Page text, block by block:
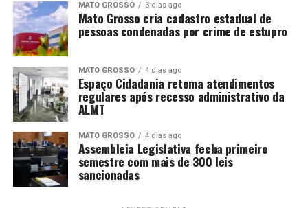
MATO GROSSO 3 dias ago
Mato Grosso cria cadastro estadual de
pessoas condenadas por crime de estupro
MATO GROSSO 4 dias ago
Espaço Cidadania retoma atendimentos
regulares após recesso administrativo da
ALMT
MATO GROSSO 4 dias ago
Assembleia Legislativa fecha primeiro
semestre com mais de 300 leis
sancionadas